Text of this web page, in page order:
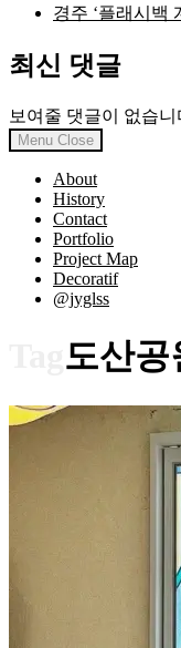
경주 ‘플래시백
최신 댓글
보여줄 댓글이 없습니
Menu Close
About
History
Contact
Portfolio
Project Map
Decoratif
@jyglss
도산공